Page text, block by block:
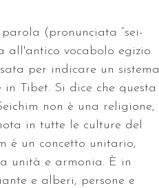
parola (pronunciata “sei-
all'antico vocabolo egizio
per indicare un sistema
Tibet. Si dice che questa
non è una religione,
in tutte le culture del
è un concetto unitario,
unità e armonia. È in
e alberi, persone e